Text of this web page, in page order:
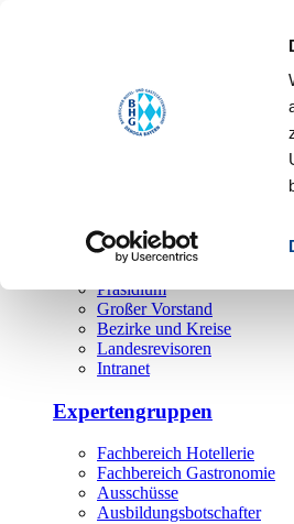
Hauptamt
Bezirks- und
Ehrenamt
Präsidium
Großer Vorstand
Bezirke und Kreise
Landesrevisoren
Intranet
Expertengruppen
Fachbereich Hotellerie
Fachbereich Gastronomie
Ausschüsse
Ausbildungsbotschafter